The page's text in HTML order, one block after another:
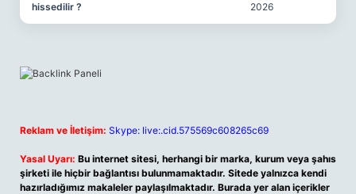
hissedilir ?
2026
Reklam ve İletişim: Skype: live:.cid.575569c608265c69
Yasal Uyarı: Bu internet sitesi, herhangi bir marka, kurum veya şahıs
şirketi ile hiçbir bağlantısı bulunmamaktadır. Sitede yalnızca kendi
hazırladığımız makaleler paylaşılmaktadır. Burada yer alan içerikler